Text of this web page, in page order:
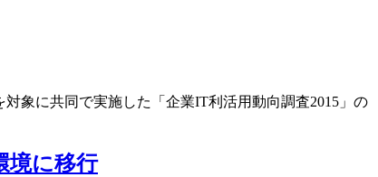
象に共同で実施した「企業IT利活用動向調査2015」の
境に移行